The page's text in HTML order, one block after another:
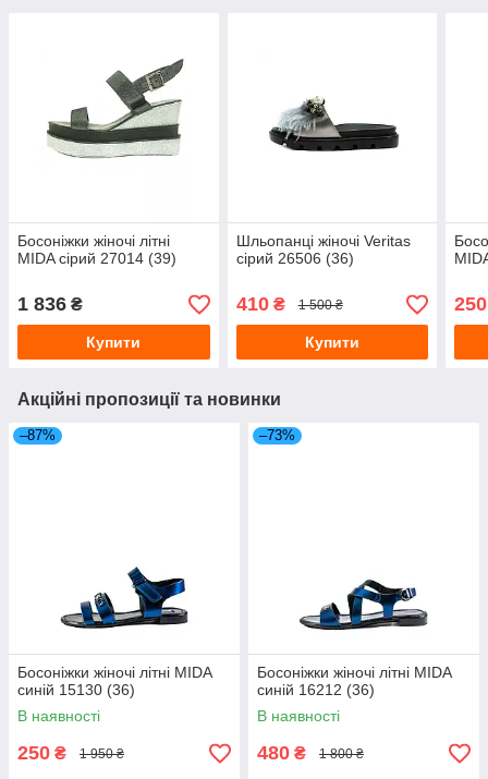
Босоніжки жіночі літні
MIDA сірий 27014 (39)
1 836 ₴
Купити
Шльопанці жіночі Veritas
сірий 26506 (36)
410₴ 1 500 ₴
Купити
250
Акційні пропозиції та новинки
–87%
Босоніжки жіночі літні MIDA
синій 15130 (36)
В наявності
250 ₴ 1 950 ₴
–73%
Босоніжки жіночі літні MIDA
синій 16212 (36)
В наявності
480 ₴ 1 800 ₴